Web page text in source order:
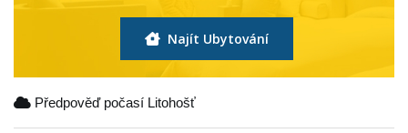
Najít Ubytování
Předpověď počasí Litohošť